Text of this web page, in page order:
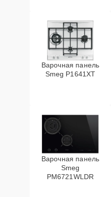
Варочная панель
Smeg P1641XT
Варочная панель
Smeg
PM6721WLDR